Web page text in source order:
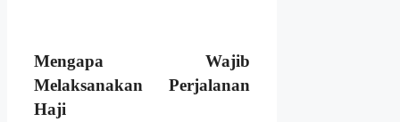
Mengapa Wajib
Melaksanakan Perjalanan
Haji